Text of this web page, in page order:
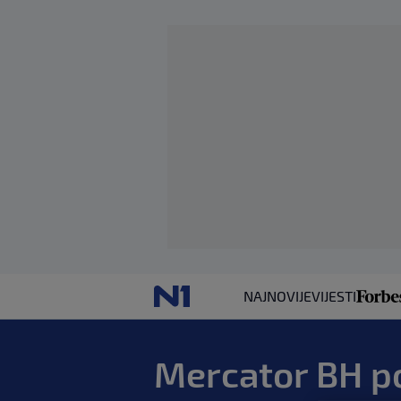
NAJNOVIJEVIJESTI
Mercator BH